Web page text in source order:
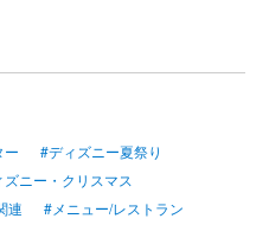
ー
#ディズニー夏祭り
ズニー・クリスマス
連
#メニュー/レストラン